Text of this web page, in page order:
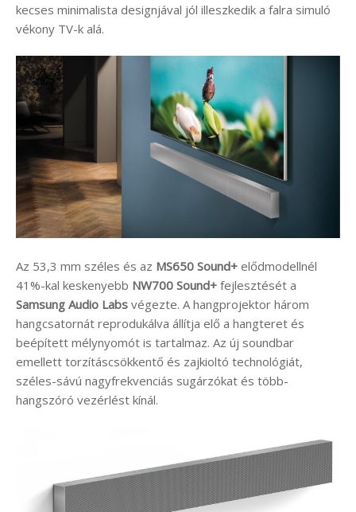
kecses minimalista designjával jól illeszkedik a falra simuló
vékony TV-k alá.
Az 53,3 mm széles és az MS650 Sound+ elődmodellnél
41%-kal keskenyebb NW700 Sound+ fejlesztését a
Samsung Audio Labs végezte. A hangprojektor három
hangcsatornát reprodukálva állítja elő a hangteret és
beépített mélynyomót is tartalmaz. Az új soundbar
emellett torzításcsökkentő és zajkioltó technológiát,
széles-sávú nagyfrekvenciás sugárzókat és több-
hangszóró vezérlést kínál.